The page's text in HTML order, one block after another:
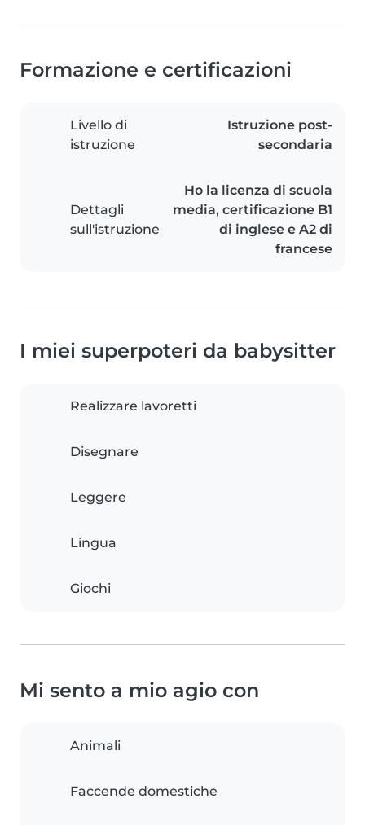
Formazione e certificazioni
Livello di
istruzione
Istruzione post-
secondaria
Dettagli
sull'istruzione
Ho la licenza di scuola
media, certificazione B1
di inglese e A2 di
francese
I miei superpoteri da babysitter
Realizzare lavoretti
Disegnare
Leggere
Lingua
Giochi
Mi sento a mio agio con
Animali
Faccende domestiche